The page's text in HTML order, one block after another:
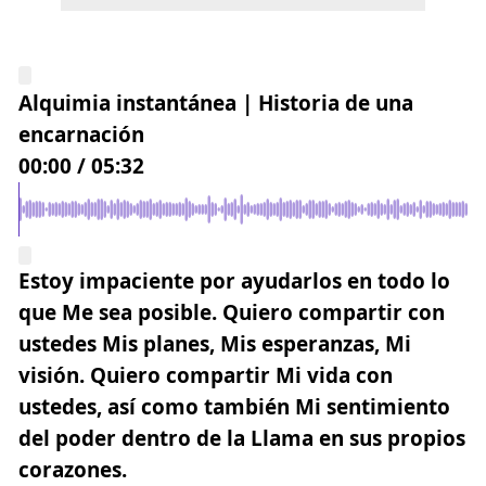
Alquimia instantánea | Historia de una
encarnación
00:00 /05:32
Estoy impaciente por ayudarlos en todo lo
que Me sea posible. Quiero compartir con
ustedes Mis planes, Mis esperanzas, Mi
visión. Quiero compartir Mi vida con
ustedes, así como también Mi sentimiento
del poderdentro de la Llama en sus propios
corazones.